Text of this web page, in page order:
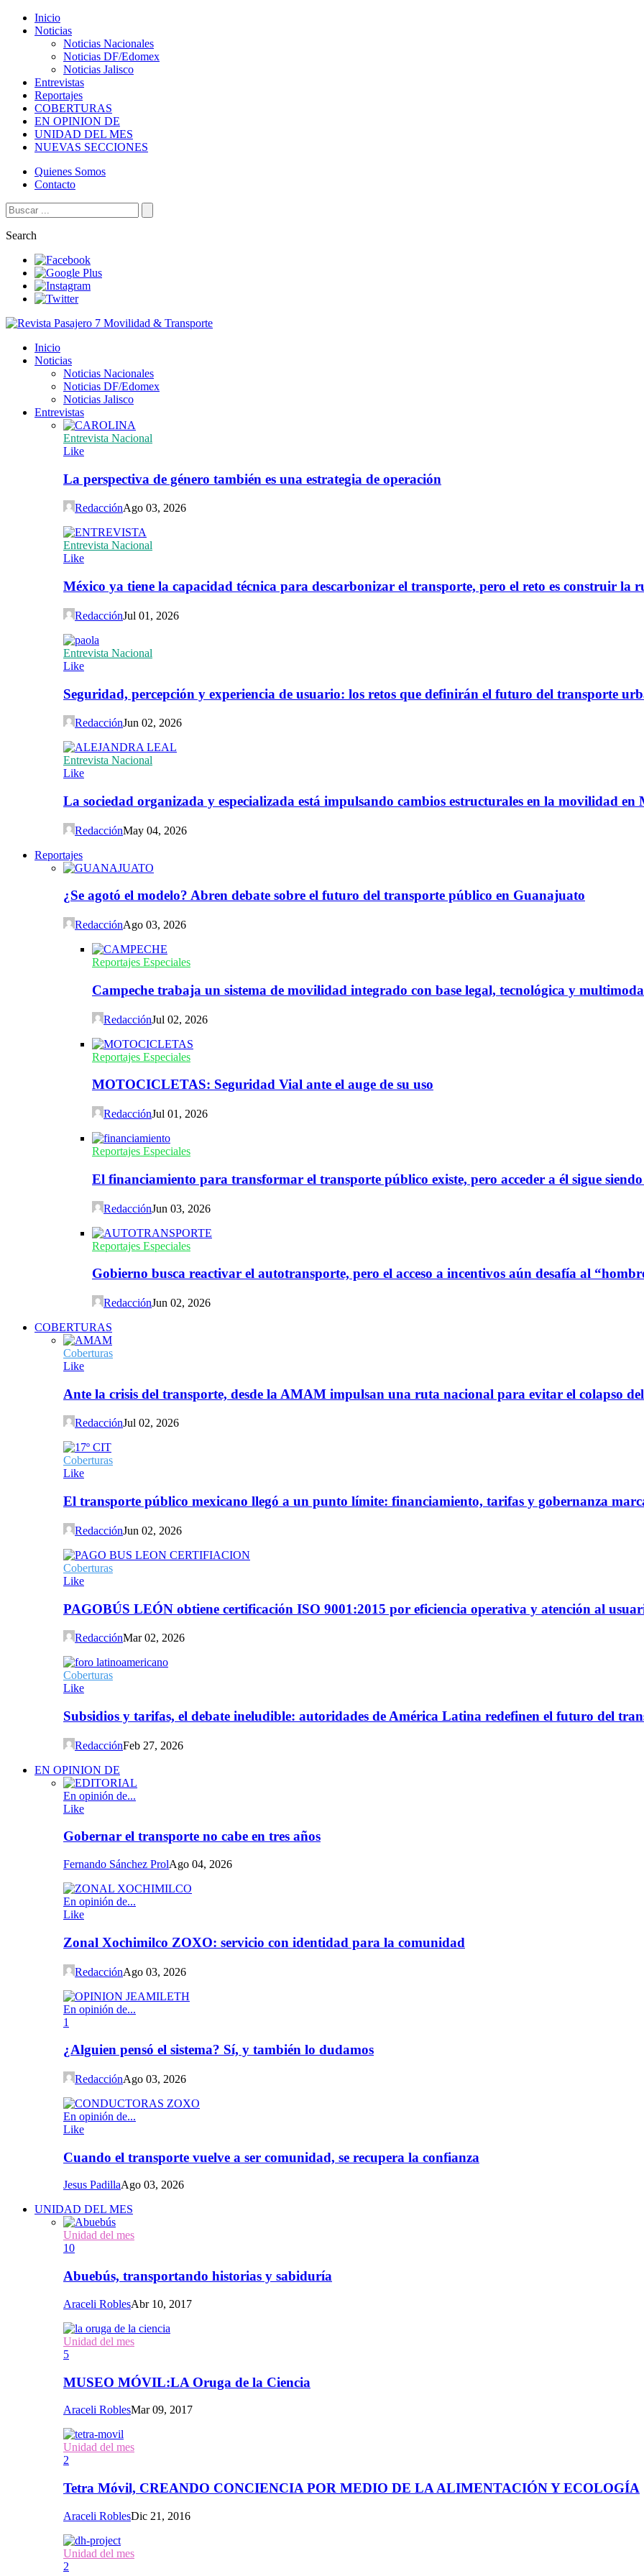
Inicio
Noticias
Noticias Nacionales
Noticias DF/Edomex
Noticias Jalisco
Entrevistas
Reportajes
COBERTURAS
EN OPINION DE
UNIDAD DEL MES
NUEVAS SECCIONES
Quienes Somos
Contacto
Search
Inicio
Noticias
Noticias Nacionales
Noticias DF/Edomex
Noticias Jalisco
Entrevistas
Entrevista Nacional
Like
La perspectiva de género también es una estrategia de operación
RedacciónAgo 03, 2026
Entrevista Nacional
Like
México ya tiene la capacidad técnica para descarbonizar el transporte, pero el reto es construir la
RedacciónJul 01, 2026
Entrevista Nacional
Like
Seguridad, percepción y experiencia de usuario: los retos que definirán el futuro del transporte
RedacciónJun 02, 2026
Entrevista Nacional
Like
La sociedad organizada y especializada está impulsando cambios estructurales en la movilidad en
RedacciónMay 04, 2026
Reportajes
¿Se agotó el modelo? Abren debate sobre el futuro del transporte público en Guanajuato
RedacciónAgo 03, 2026
Reportajes Especiales
Campeche trabaja un sistema de movilidad integrado con base legal, tecnológica y
RedacciónJul 02, 2026
Reportajes Especiales
MOTOCICLETAS: Seguridad Vial ante el auge de su uso
RedacciónJul 01, 2026
Reportajes Especiales
El financiamiento para transformar el transporte público existe, pero acceder a él sigue
RedacciónJun 03, 2026
Reportajes Especiales
Gobierno busca reactivar el autotransporte, pero el acceso a incentivos aún desafía al
RedacciónJun 02, 2026
COBERTURAS
Coberturas
Like
Ante la crisis del transporte, desde la AMAM impulsan una ruta nacional para evitar el colapso del
RedacciónJul 02, 2026
Coberturas
Like
El transporte público mexicano llegó a un punto límite: financiamiento, tarifas y gobernanza
RedacciónJun 02, 2026
Coberturas
Like
PAGOBÚS LEÓN obtiene certificación ISO 9001:2015 por eficiencia operativa y atención al
RedacciónMar 02, 2026
Coberturas
Like
Subsidios y tarifas, el debate ineludible: autoridades de América Latina redefinen el futuro del
RedacciónFeb 27, 2026
EN OPINION DE
En opinión de...
Like
Gobernar el transporte no cabe en tres años
Fernando Sánchez ProlAgo 04, 2026
En opinión de...
Like
Zonal Xochimilco ZOXO: servicio con identidad para la comunidad
RedacciónAgo 03, 2026
En opinión de...
1
¿Alguien pensó el sistema? Sí, y también lo dudamos
RedacciónAgo 03, 2026
En opinión de...
Like
Cuando el transporte vuelve a ser comunidad, se recupera la confianza
Jesus PadillaAgo 03, 2026
UNIDAD DEL MES
Unidad del mes
10
Abuebús, transportando historias y sabiduría
Araceli RoblesAbr 10, 2017
Unidad del mes
5
MUSEO MÓVIL:LA Oruga de la Ciencia
Araceli RoblesMar 09, 2017
Unidad del mes
2
Tetra Móvil, CREANDO CONCIENCIA POR MEDIO DE LA ALIMENTACIÓN Y ECOLOGÍA
Araceli RoblesDic 21, 2016
Unidad del mes
2